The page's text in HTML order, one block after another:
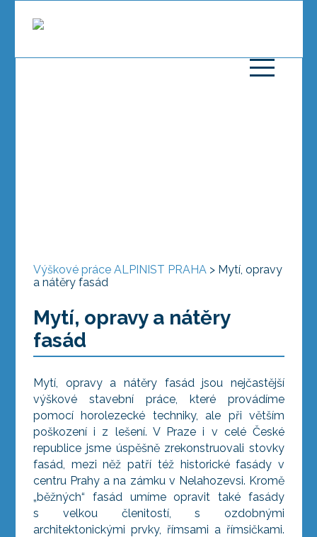
Výškové práce ALPINIST PRAHA > Mytí, opravy
a nátěry fasád
Mytí, opravy a nátěry
fasád
Mytí, opravy a nátěry fasád jsou nejčastější
výškové stavební práce, které provádíme
pomocí horolezecké techniky, ale při větším
poškození i z lešení. V Praze i v celé České
republice jsme úspěšně zrekonstruovali stovky
fasád, mezi něž patří též historické fasády v
centru Prahy a na zámku v Nelahozevsi. Kromě
„běžných“ fasád umíme opravit také fasády
s velkou členitostí, s ozdobnými
architektonickými prvky, římsami a římsičkami.